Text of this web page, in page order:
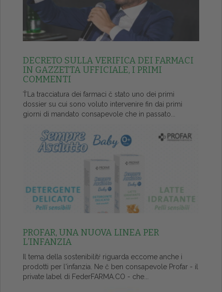
DECRETO SULLA VERIFICA DEI FARMACI
IN GAZZETTA UFFICIALE, I PRIMI
COMMENTI
ŤLa tracciatura dei farmaci č stato uno dei primi
dossier su cui sono voluto intervenire fin dai primi
giorni di mandato consapevole che in passato...
PROFAR, UNA NUOVA LINEA PER
L’INFANZIA
Il tema della sostenibilitŕ riguarda eccome anche i
prodotti per l'infanzia. Ne č ben consapevole Profar - il
private label di FederFARMA.CO - che...